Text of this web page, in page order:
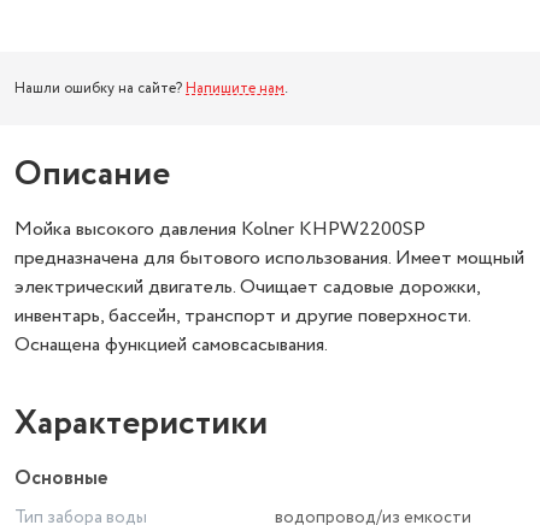
Нашли ошибку на сайте? Напишите нам.
Описание
Мойка высокого давления Kolner KHPW2200SP
предназначена для бытового использования. Имеет мощный
электрический двигатель. Очищает садовые дорожки,
инвентарь, бассейн, транспорт и другие поверхности.
Оснащена функцией самовсасывания.
Характеристики
Основные
Тип забора воды
водопровод/из емкости